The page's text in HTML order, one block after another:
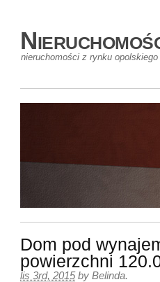
nieruchomości z rynku opolskiego
Dom pod
powierzchni
lis 3rd, 2015 by Belinda.